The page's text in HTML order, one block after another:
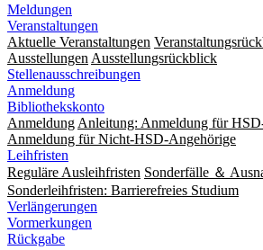
Meldungen
Veranstaltungen
Aktuelle Veranstaltungen
Ausstellungen Ausstellungsrückblick
Stellenausschreibungen
Anmeldung
Bibliothekskonto
Anmeldung Anleitung: Anmeldung für
Anmeldung für Nicht-HSD-Angehörige
Leihfristen
Reguläre Ausleihfristen Sonderfälle ＆
Sonderleihfristen: Barrierefreies Studium
Verlängerungen
Vormerkungen
Rückgabe